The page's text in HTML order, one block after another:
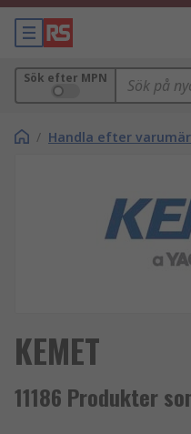
Sök efter MPN
/ Handla efter
KEMET
11186 Produkter